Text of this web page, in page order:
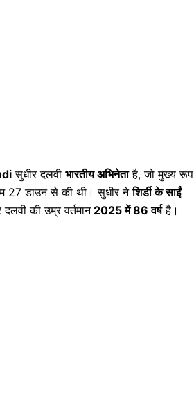
सुधीर दलवी भारतीय अभिनेताहै, जो मुख्य रूप
27 डाउन से की थी। सुधीर नेशिर्डी के साईं
की उम्र वर्तमान2025 में 86 वर्षहै।